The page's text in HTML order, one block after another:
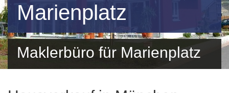
Marienplatz
Maklerbüro für Marienplatz